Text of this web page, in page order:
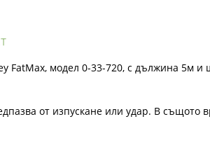
FatMax, модел 0-33-720, с дължина 5м
от изпускане или удар. В същото